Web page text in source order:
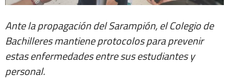
Ante la propagación del Sarampión, el Colegio de
Bachilleres mantiene protocolos para prevenir
estas enfermedades entre sus estudiantes y
personal.